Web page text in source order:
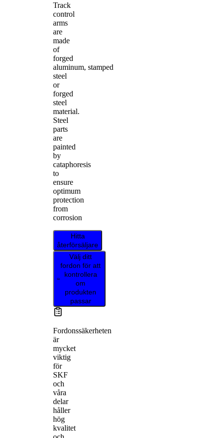
Track
control
arms
are
made
of
forged
aluminum, stamped
steel
or
forged
steel
material.
Steel
parts
are
painted
by
cataphoresis
to
ensure
optimum
protection
from
corrosion
Hitta
återförsäljare
Välj ditt
fordon för att
kontrollera
om
produkten
passar
Fordonssäkerheten
är
mycket
viktig
för
SKF
och
våra
delar
håller
hög
kvalitet